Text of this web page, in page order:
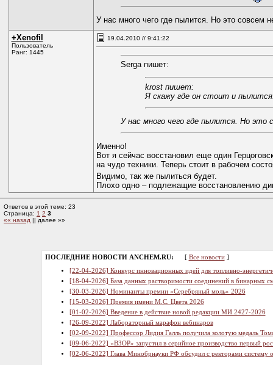
У нас много чего где пылится. Но это совсем
+Xenofil
Пользователь
Ранг: 1445
19.04.2010 // 9:41:22
Serga пишет:
krost пишет:
Я скажу где он стоит и
У нас много чего где пылится. Но
Именно!
Вот я сейчас восстановил еще один
на чудо техники. Теперь стоит в рабочем
Видимо, так же пылиться будет.
Плохо одно – подлежащие восстановлению
Ответов в этой теме: 23
Страница: 1 2 3
«« назад || далее »»
ПОСЛЕДНИЕ НОВОСТИ ANCHEM.RU: [ Все новости]
[22-04-2026] Конкурс инновационных идей для топливно-
[18-04-2026] База данных растворимости соединений в бинарных
[30-03-2026] Номинанты премии «Серебряный моль» 2026
[15-03-2026] Премия имени М.С. Цвета 2026
[01-02-2026] Введение в действие новой редакции МИ 2427-2026
[26-09-2022] Лабораторный марафон вебинаров
[02-09-2022] Профессор Лидия Галль получила золотую медаль
[09-06-2022] «ВЗОР» запустил в серийное производство первый
[02-06-2022] Глава Минобрнауки РФ обсудил с ректорами систему